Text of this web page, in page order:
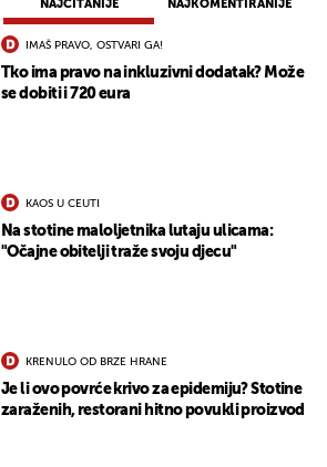
NAJČITANIJE NAJKOMENTIRANIJE
IMAŠ PRAVO, OSTVARI GA!
Tko ima pravo na inkluzivni dodatak? Može
se dobiti i 720 eura
KAOS U CEUTI
Na stotine maloljetnika lutaju ulicama:
"Očajne obitelji traže svoju djecu"
KRENULO OD BRZE HRANE
Je li ovo povrće krivo za epidemiju? Stotine
zaraženih, restorani hitno povukli proizvod